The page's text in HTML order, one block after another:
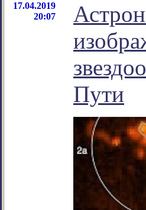
17.04.2019
20:07
Пути